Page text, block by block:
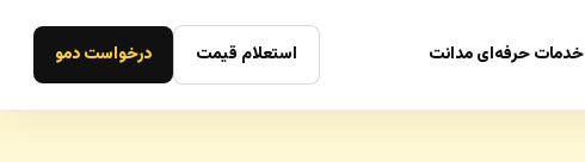
خدمات حرفه‌ای مدانت استعلام قیمت درخواست دمو